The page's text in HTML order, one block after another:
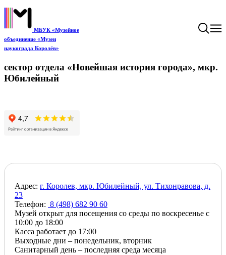
МБУК «Музейное
объединение «Музеи
наукограда Королёв»
сектор отдела «Новейшая история города», мкр.
Юбилейный
Адрес: г. Королев, мкр. Юбилейный, ул. Тихонравова, д.
23
Телефон: 8 (498) 682 90 60
Музей открыт для посещения со среды по воскресенье с
10:00 до 18:00
Касса работает до 17:00
Выходные дни – понедельник, вторник
Санитарный день – последняя среда месяца